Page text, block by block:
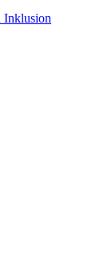
Inklusion